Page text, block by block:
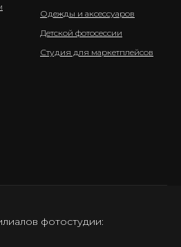
Одежды и аксессуаров
Детской фотосессии
Студия для маркетплейсов
фотостудии: